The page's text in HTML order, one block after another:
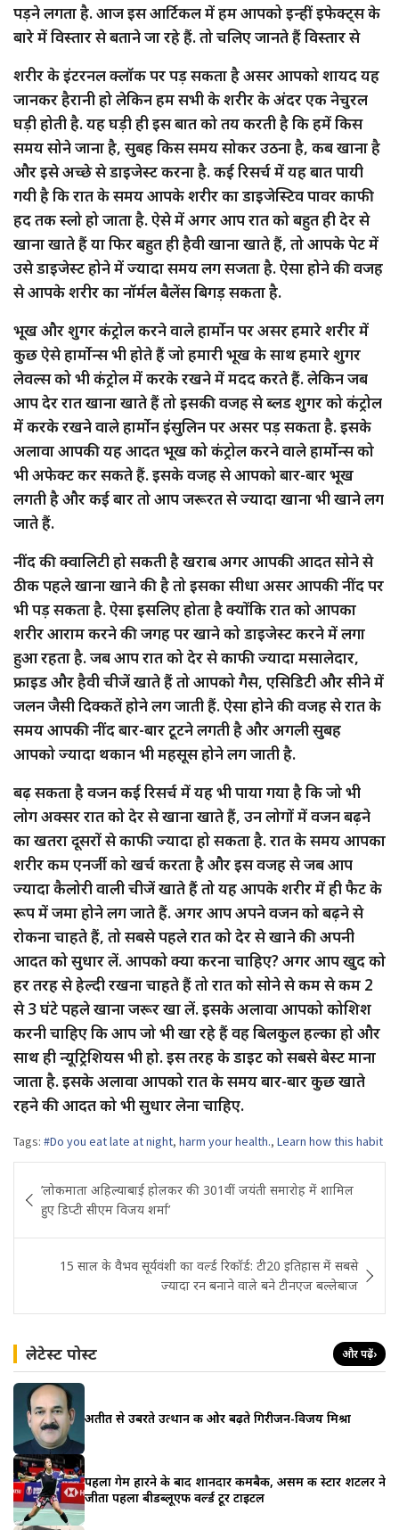
पड़ने लगता है. आज इस आर्टिकल में हम आपको इन्हीं इफेक्ट्स के
बारे में विस्तार से बताने जा रहे हैं. तो चलिए जानते हैं विस्तार से
शरीर के इंटरनल क्लॉक पर पड़ सकता है असर आपको शायद यह
जानकर हैरानी हो लेकिन हम सभी के शरीर के अंदर एक नेचुरल
घड़ी होती है. यह घड़ी ही इस बात को तय करती है कि हमें किस
समय सोने जाना है, सुबह किस समय सोकर उठना है, कब खाना है
और इसे अच्छे से डाइजेस्ट करना है. कई रिसर्च में यह बात पायी
गयी है कि रात के समय आपके शरीर का डाइजेस्टिव पावर काफी
हद तक स्लो हो जाता है. ऐसे में अगर आप रात को बहुत ही देर से
खाना खाते हैं या फिर बहुत ही हैवी खाना खाते हैं, तो आपके पेट में
उसे डाइजेस्ट होने में ज्यादा समय लग सजता है. ऐसा होने की वजह
से आपके शरीर का नॉर्मल बैलेंस बिगड़ सकता है.
भूख और शुगर कंट्रोल करने वाले हार्मोन पर असर हमारे शरीर में
कुछ ऐसे हार्मोन्स भी होते हैं जो हमारी भूख के साथ हमारे शुगर
लेवल्स को भी कंट्रोल में करके रखने में मदद करते हैं. लेकिन जब
आप देर रात खाना खाते हैं तो इसकी वजह से ब्लड शुगर को कंट्रोल
में करके रखने वाले हार्मोन इंसुलिन पर असर पड़ सकता है. इसके
अलावा आपकी यह आदत भूख को कंट्रोल करने वाले हार्मोन्स को
भी अफेक्ट कर सकते हैं. इसके वजह से आपको बार-बार भूख
लगती है और कई बार तो आप जरूरत से ज्यादा खाना भी खाने लग
जाते हैं.
नींद की क्वालिटी हो सकती है खराब अगर आपकी आदत सोने से
ठीक पहले खाना खाने की है तो इसका सीधा असर आपकी नींद पर
भी पड़ सकता है. ऐसा इसलिए होता है क्योंकि रात को आपका
शरीर आराम करने की जगह पर खाने को डाइजेस्ट करने में लगा
हुआ रहता है. जब आप रात को देर से काफी ज्यादा मसालेदार,
फ्राइड और हैवी चीजें खाते हैं तो आपको गैस, एसिडिटी और सीने में
जलन जैसी दिक्कतें होने लग जाती हैं. ऐसा होने की वजह से रात के
समय आपकी नींद बार-बार टूटने लगती है और अगली सुबह
आपको ज्यादा थकान भी महसूस होने लग जाती है.
बढ़ सकता है वजन कई रिसर्च में यह भी पाया गया है कि जो भी
लोग अक्सर रात को देर से खाना खाते हैं, उन लोगों में वजन बढ़ने
का खतरा दूसरों से काफी ज्यादा हो सकता है. रात के समय आपका
शरीर कम एनर्जी को खर्च करता है और इस वजह से जब आप
ज्यादा कैलोरी वाली चीजें खाते हैं तो यह आपके शरीर में ही फैट के
रूप में जमा होने लग जाते हैं. अगर आप अपने वजन को बढ़ने से
रोकना चाहते हैं, तो सबसे पहले रात को देर से खाने की अपनी
आदत को सुधार लें. आपको क्या करना चाहिए? अगर आप खुद को
हर तरह से हेल्दी रखना चाहते हैं तो रात को सोने से कम से कम 2
से 3 घंटे पहले खाना जरूर खा लें. इसके अलावा आपको कोशिश
करनी चाहिए कि आप जो भी खा रहे हैं वह बिलकुल हल्का हो और
साथ ही न्यूट्रिशियस भी हो. इस तरह के डाइट को सबसे बेस्ट माना
जाता है. इसके अलावा आपको रात के समय बार-बार कुछ खाते
रहने की आदत को भी सुधार लेना चाहिए.
Tags: #Do you eat late at night, harm your health., Learn how this habit
navigation
’लोकमाता अहिल्याबाई होलकर की 301वीं जयंती समारोह में शामिल
हुए डिप्टी सीएम विजय शर्मा’
15 साल के वैभव सूर्यवंशी का वर्ल्ड रिकॉर्ड: टी20 इतिहास में सबसे
ज्यादा रन बनाने वाले बने टीनएज बल्लेबाज
लेटेस्ट पोस्ट और पढ़ें›
अतीत से उबरते उत्थान की ओर बढ़ते गिरीजन-विजय मिश्रा
पहला गेम हारने के बाद शानदार कमबैक, असम की स्टार शटलर ने
जीता पहला बीडब्लूएफ वर्ल्ड टूर टाइटल